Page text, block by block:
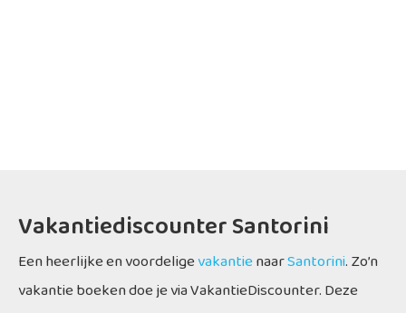
Vakantiediscounter Santorini
Een heerlijke en voordeligevakantienaarSantorini. Zo’n
vakantie boeken doe je via VakantieDiscounter. Deze